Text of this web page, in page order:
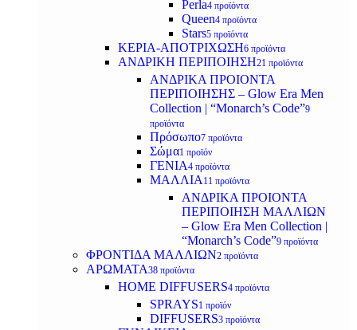
Perla4 προϊόντα
Queen4 προϊόντα
Stars5 προϊόντα
ΚΕΡΙΑ-ΑΠΟΤΡΙΧΩΣΗ6 προϊόντα
ΑΝΔΡΙΚΗ ΠΕΡΙΠΟΙΗΣΗ21 προϊόντα
ΑΝΔΡΙΚΑ ΠΡΟΙΟΝΤΑ
ΠΕΡΙΠΟΙΗΣΗΣ – Glow Era Men
Collection | “Monarch’s Code”9
προϊόντα
Πρόσωπο7 προϊόντα
Σώμα1 προϊόν
ΓΕΝΙΑ4 προϊόντα
ΜΑΛΛΙΑ 11 προϊόντα
ΑΝΔΡΙΚΑ ΠΡΟΙΟΝΤΑ
ΠΕΡΙΠΟΙΗΣΗ ΜΑΛΛΙΩΝ
– Glow Era Men Collection |
“Monarch’s Code”9 προϊόντα
ΦΡΟΝΤΙΔΑ ΜΑΛΛΙΩΝ2 προϊόντα
ΑΡΩΜΑΤΑ38 προϊόντα
HOME DIFFUSERS4 προϊόντα
SPRAYS1 προϊόν
DIFFUSERS3 προϊόντα